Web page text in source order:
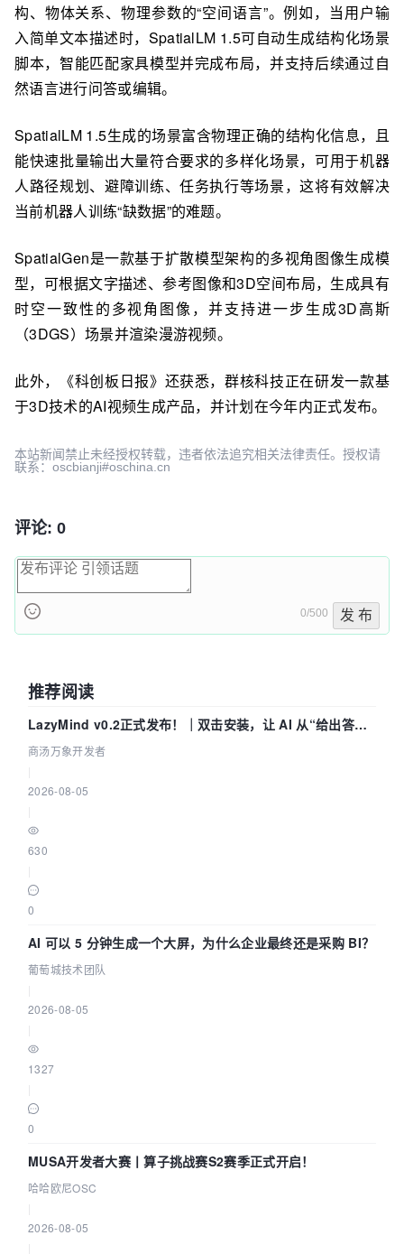
构、物体关系、物理参数的“空间语言”。例如，当用户输
入简单文本描述时，SpatialLM 1.5可自动生成结构化场景
脚本，智能匹配家具模型并完成布局，并支持后续通过自
然语言进行问答或编辑。
SpatialLM 1.5生成的场景富含物理正确的结构化信息，且
能快速批量输出大量符合要求的多样化场景，可用于机器
人路径规划、避障训练、任务执行等场景，这将有效解决
当前机器人训练“缺数据”的难题。
SpatialGen是一款基于扩散模型架构的多视角图像生成模
型，可根据文字描述、参考图像和3D空间布局，生成具有
时空一致性的多视角图像，并支持进一步生成3D高斯
（3DGS）场景并渲染漫游视频。
此外，《科创板日报》还获悉，群核科技正在研发一款基
于3D技术的AI视频生成产品，并计划在今年内正式发布。
本站新闻禁止未经授权转载，违者依法追究相关法律责任。授权请
联系：oscbianji#oschina.cn
评论: 0
0/500 发 布
推荐阅读
LazyMind v0.2正式发布！｜双击安装，让 AI 从“给出答案”
走到“完成交付”
商汤万象开发者
2026-08-05
630
0
AI 可以 5 分钟生成一个大屏，为什么企业最终还是采购 BI？
葡萄城技术团队
2026-08-05
1327
0
MUSA开发者大赛丨算子挑战赛S2赛季正式开启！
哈哈欧尼OSC
2026-08-05